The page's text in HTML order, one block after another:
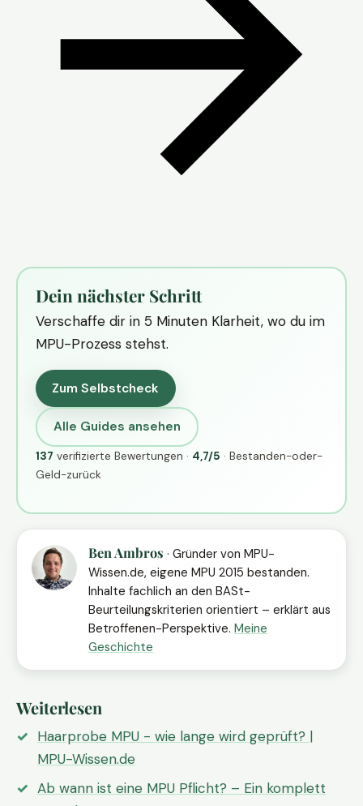
Dein nächster Schritt
Verschaffe dir in 5 Minuten Klarheit, wo du im
MPU-Prozess stehst.
Zum Selbstcheck
Alle Guides ansehen
137 verifizierte Bewertungen · 4,7/5 · Bestanden-oder-
Geld-zurück
Ben Ambros · Gründer von MPU-
Wissen.de, eigene MPU 2015 bestanden.
Inhalte fachlich an den BASt-
Beurteilungskriterien orientiert – erklärt aus
Betroffenen-Perspektive. Meine
Geschichte
Weiterlesen
Haarprobe MPU - wie lange wird geprüft? |
MPU-Wissen.de
Ab wann ist eine MPU Pflicht? – Ein komplett